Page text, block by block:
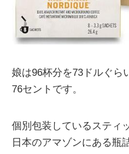
娘は96杯分を73ドルぐら
76セントです。
個別包装しているスティ
日本のアマゾンにある瓶